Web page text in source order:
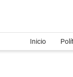
Inicio